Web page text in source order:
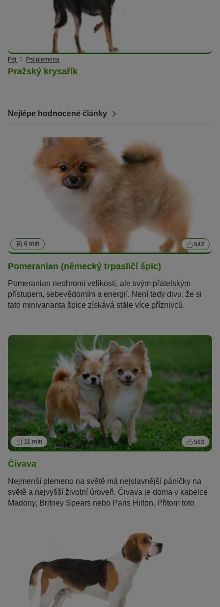
Psi Psí plemena
Pražský krysařík
Nejlépe hodnocené články
6 min 542
Pomeranian (německý trpasličí špic)
Pomeranian neohromí velikostí, ale svým přátelským
přístupem, sebevědomím a energií. Není tedy divu, že si
tato minivarianta špice získává stále více příznivců.
11 min 503
Čivava
Nejmenší plemeno na světě má nejslavnější páníčky na
světě a nejvyšší životní úroveň. Čivava je doma v kabelce
Madony, Britney Spears nebo Paris Hilton. Přitom toto